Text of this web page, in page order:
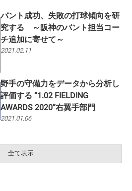
バント成功、失敗の打球傾向を研
究する ～阪神のバント担当コー
チ追加に寄せて～
2021.02.11
野手の守備力をデータから分析し
評価する “1.02 FIELDING
AWARDS 2020”右翼手部門
2021.01.06
全て表示